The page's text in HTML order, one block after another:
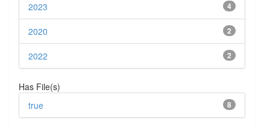
4
2023
2
2020
2
2022
Has File(s)
8
true